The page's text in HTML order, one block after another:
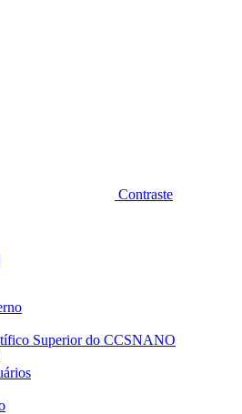
Contraste
Superior do CCSNANO